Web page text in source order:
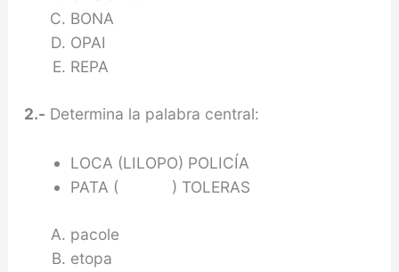
BONA
OPAI
REPA
2.- Determina la palabra central:
LOCA (LILOPO) POLICÍA
PATA ( ) TOLERAS
pacole
etopa